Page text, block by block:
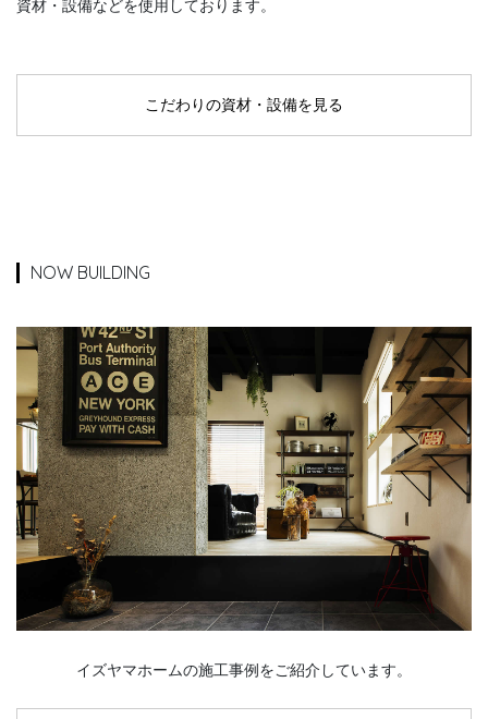
資材・設備などを使用しております。
こだわりの資材・設備を見る
NOW BUILDING
イズヤマホームの施工事例をご紹介しています。